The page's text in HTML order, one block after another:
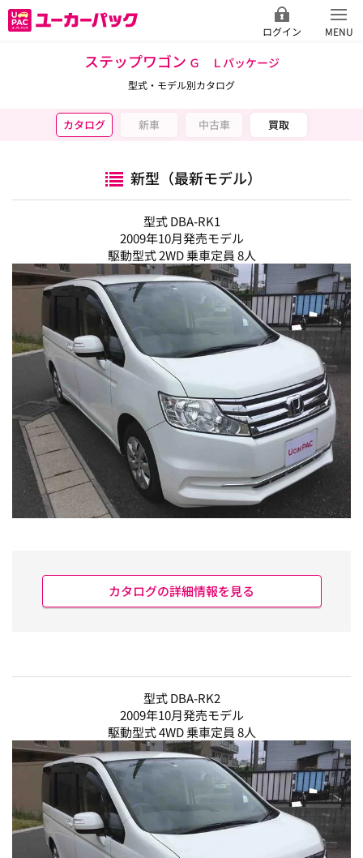
ログイン MENU
ステップワゴン Ｇ Ｌパッケージ
型式・モデル別カタログ
カタログ 新車 中古車 買取
新型（最新モデル）
型式 DBA-RK1
2009年10月発売モデル
駆動型式 2WD 乗車定員 8人
カタログの詳細情報を見る
型式 DBA-RK2
2009年10月発売モデル
駆動型式 4WD 乗車定員 8人